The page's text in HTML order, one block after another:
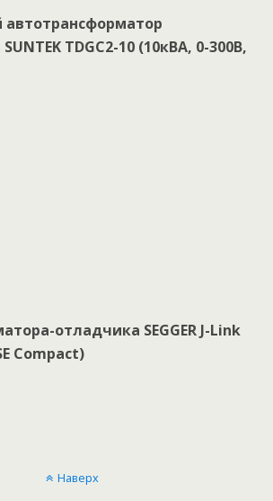
TDGC2-10 (10кBA, 0-300В,
отладчика SEGGER J-Link
Compact)
Наверх